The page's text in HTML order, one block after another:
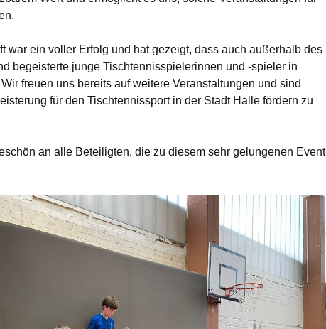
war ein voller Erfolg und hat gezeigt, dass auch außerhalb des
begeisterte junge Tischtennisspielerinnen und -spieler in
freuen uns bereits auf weitere Veranstaltungen und sind
für den Tischtennissport in der Stadt Halle fördern zu
an alle Beteiligten, die zu diesem sehr gelungenen Event